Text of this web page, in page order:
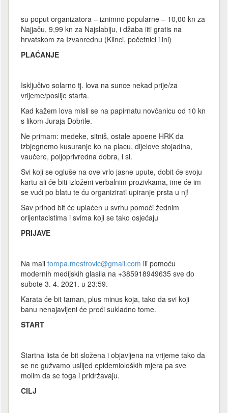
su poput organizatora – iznimno popularne – 10,00 kn za
Najjaču, 9,99 kn za Najslabiju, i džaba iiti gratis na
hrvatskom za Izvanrednu (Klinci, početnici i ini)
PLAĆANJE
Isključivo solarno tj. lova na sunce nekad prije/za
vrijeme/poslije starta.
Kad kažem lova misli se na papirnatu novčanicu od 10 kn
s likom Juraja Dobrile.
Ne primam: medeke, sitniš, ostale apoene HRK da
izbjegnemo kusuranje ko na placu, dijelove stojadina,
vaučere, poljoprivredna dobra, i sl.
Svi koji se ogluše na ove vrlo jasne upute, dobit će svoju
kartu ali će biti izloženi verbalnim prozivkama, ime će im
se vući po blatu te ću organizirati upiranje prsta u nj!
Sav prihod bit će uplaćen u svrhu pomoći žednim
orijentacistima i svima koji se tako osjećaju
PRIJAVE
Na mail tompa.mestrovic@gmail.com ili pomoću
modernih medijskih glasila na +385918949635 sve do
subote 3. 4. 2021. u 23:59.
Karata će bit taman, plus minus koja, tako da svi koji
banu nenajavljeni će proći sukladno tome.
START
Startna lista će bit složena i objavljena na vrijeme tako da
se ne gužvamo uslijed epidemioloških mjera pa sve
molim da se toga i pridržavaju.
CILJ